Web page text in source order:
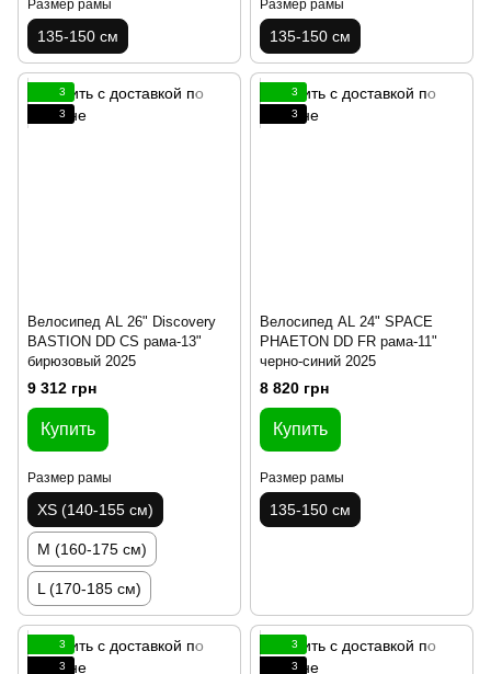
Размер рамы
135-150 см
Размер рамы
135-150 см
3
3
Велосипед AL 26" Discovery
BASTION DD CS рама-13"
бирюзовый 2025
9 312 грн
Купить
Размер рамы
XS (140-155 см)
M (160-175 см)
L (170-185 см)
3
3
Велосипед AL 24" SPACE
PHAETON DD FR рама-11"
черно-синий 2025
8 820 грн
Купить
Размер рамы
135-150 см
3
3
3
3